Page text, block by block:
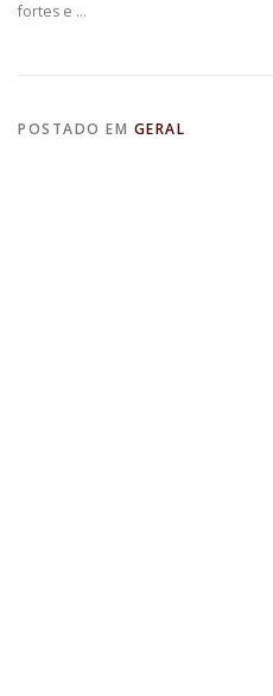
fortes e …
POSTADO EM GERAL